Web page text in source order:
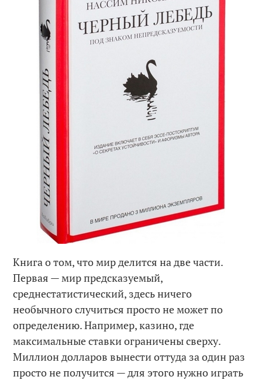
Книга о том, что мир делится на две части.
Первая — мир предсказуемый,
среднестатистический, здесь ничего
необычного случиться просто не может по
определению. Например, казино, где
максимальные ставки ограничены сверху.
Миллион долларов вынести оттуда за один раз
просто не получится — для этого нужно играть